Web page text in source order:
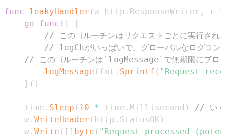
func leakyHandler (w http . ResponseWriter , r *
go
func ( )
{
// このゴルーチンはリクエストごとに実行され
// logChがいっぱいで、グローバルなログコン
// このゴルーチンは`logMessage`で無期限にブロ
logMessage ( fmt . Sprintf ( "Request
} ( )
	time
. Sleep ( 10 * time . Millisecond )
// いく
	w
. WriteHeader ( http . StatusOK )
	w
. Write ( [ ] byte ( "Request processed